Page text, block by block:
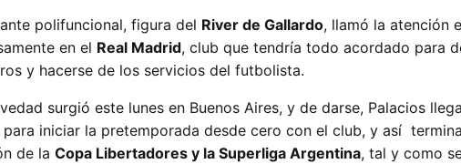
polifuncional, figura del River de Gallardo, llamó la atención
en el Real Madrid, club que tendría todo acordado para
y hacerse de los servicios del futbolista.
surgió este lunes en Buenos Aires, y de darse, Palacios
para iniciar la pretemporada desde cero con el club, y así
de la Copa Libertadores y la Superliga Argentina, tal y como